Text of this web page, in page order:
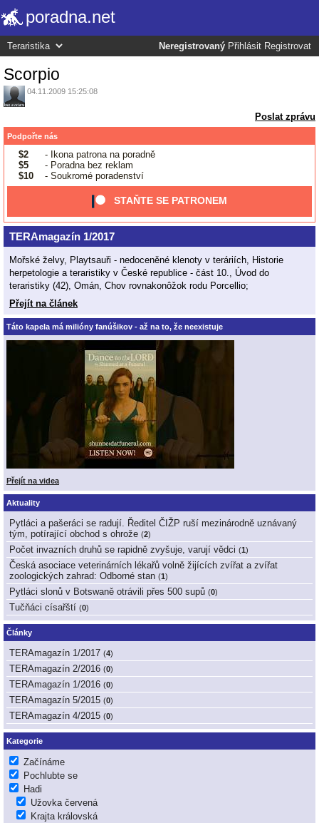
poradna.net
Neregistrovaný Přihlásit Registrovat
Scorpio
04.11.2009 15:25:08
Poslat zprávu
Podpořte nás
$2
- Ikona patrona na poradně
$5
- Poradna bez reklam
$10
- Soukromé poradenství
STAŇTE SE PATRONEM
TERAmagazín 1/2017
Mořské želvy, Playtsauři - nedoceněné klenoty v teráriích, Historie
herpetologie a teraristiky v České republice - část 10., Úvod do
teraristiky (42), Omán, Chov rovnakonôžok rodu Porcellio;
Přejít na článek
Táto kapela má milióny fanúšikov - až na to, že neexistuje
Přejít na videa
Aktuality
Pytláci a pašeráci se radují. Ředitel ČIŽP ruší mezinárodně uznávaný
tým, potírající obchod s ohrože (2)
Počet invazních druhů se rapidně zvyšuje, varují vědci (1)
Česká asociace veterinárních lékařů volně žijících zvířat a zvířat
zoologických zahrad: Odborné stan (1)
Pytláci slonů v Botswaně otrávili přes 500 supů (0)
Tučňáci císařští (0)
Články
TERAmagazín 1/2017 (4)
TERAmagazín 2/2016 (0)
TERAmagazín 1/2016 (0)
TERAmagazín 5/2015 (0)
TERAmagazín 4/2015 (0)
Kategorie
Začínáme
Pochlubte se
Hadi
Užovka červená
Krajta královská